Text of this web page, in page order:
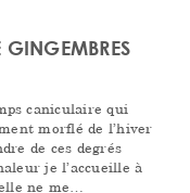
GINGEMBRES
caniculaire qui
morflé de l’hiver
de ces degrés
je l’accueille à
ne me…